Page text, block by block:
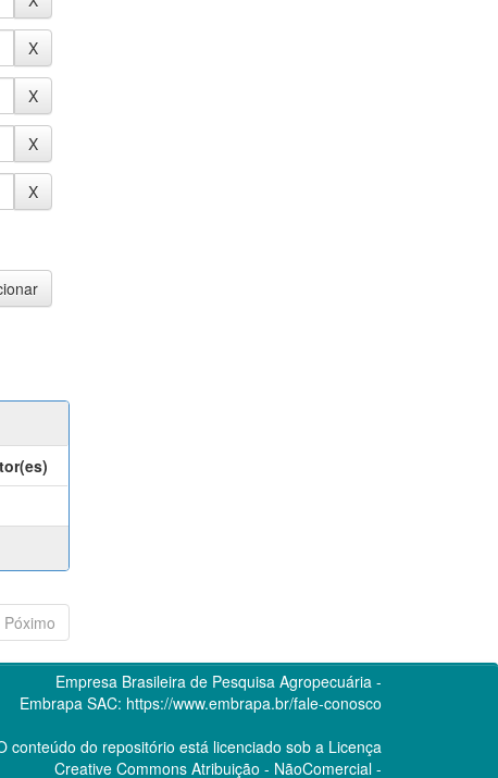
Póximo
Empresa Brasileira de Pesquisa Agropecuária -
Embrapa SAC: https://www.embrapa.br/fale-conosco
conteúdo do repositório está licenciado sob a Licença
Creative CommonsAtribuição - NãoComercial -